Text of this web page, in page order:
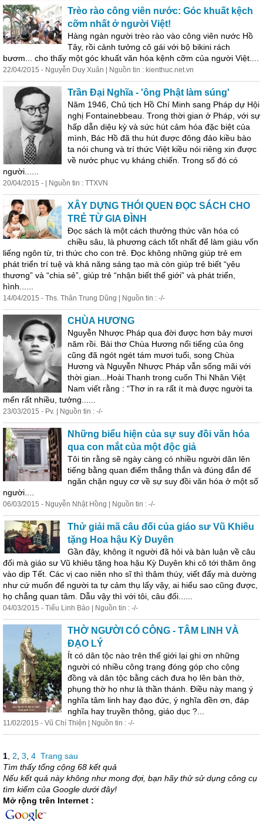
Trèo rào công viên nước: Góc khuất kệch
cỡm nhất ở người Việt!
Hàng ngàn người trèo rào vào công viên nước Hồ
Tây, rồi cảnh tưởng cô gái với bộ bikini rách
bươm... cho thấy một góc khuất văn hóa kệnh cỡm của người Việt....
22/04/2015 - Nguyễn Duy Xuân | Nguồn tin : kienthuc.net.vn
Trần Đại Nghĩa - 'ông Phật làm súng'
Năm 1946, Chủ tịch Hồ Chí Minh sang Pháp dự Hội
nghị Fontainebbeau. Trong thời gian ở Pháp, với sự
hấp dẫn diệu kỳ và sức hút cảm hóa đặc biệt của
mình, Bác Hồ đã thu hút được đông đảo kiều bào
ta nói chung và trí thức Việt kiều nói riêng xin được
về nước phục vụ kháng chiến. Trong số đó có
người......
20/04/2015 - | Nguồn tin : TTXVN
XÂY DỰNG THÓI QUEN ĐỌC SÁCH CHO
TRẺ TỪ GIA ĐÌNH
Đọc sách là một cách thưởng thức văn hóa có
chiều sâu, là phương cách tốt nhất để làm giàu vốn
liếng ngôn từ, tri thức cho con trẻ. Đọc không những giúp trẻ em
phát triển trí tuệ và khả năng sáng tạo mà còn giúp trẻ biết “yêu
thương” và “chia sẻ”, giúp trẻ “nhận biết thế giới” và phát triển,
hình......
14/04/2015 - Ths. Thân Trung Dũng | Nguồn tin : -/-
CHÙA HƯƠNG
Nguyễn Nhược Pháp qua đời được hơn bảy mươi
năm rồi. Bài thơ Chùa Hương nổi tiếng của ông
cũng đã ngót ngét tám mươi tuổi, song Chùa
Hương và Nguyễn Nhược Pháp vẫn sống mãi với
thời gian...Hoài Thanh trong cuốn Thi Nhân Việt
Nam viết rằng : “Thơ in ra rất ít mà được người ta
mến rất nhiều, tưởng......
23/03/2015 - Pv. | Nguồn tin : -/-
Những biểu hiện của sự suy đồi văn hóa
qua con mắt của một độc giả
Tôi tin rằng sẽ ngày càng có nhiều người dân lên
tiếng bằng quan điểm thẳng thắn và đúng đắn để
ngăn chặn nguy cơ về sự suy đồi văn hóa ở một số
người....
06/03/2015 - Nguyễn Nhật Hồng | Nguồn tin : -/-
Thử giải mã câu đối của giáo sư Vũ Khiêu
tặng Hoa hậu Kỳ Duyên
Gần đây, không ít người đã hỏi và bàn luận về câu
đối mà giáo sư Vũ khiêu tặng hoa hậu Kỳ Duyên khi cô tới thăm ông
vào dịp Tết. Các vị cao niên nho sĩ thì thâm thúy, viết đấy mà dường
như cứ muốn để người ta tự cảm thụ lấy vậy, ai hiểu sao cũng được,
họ chẳng quan tâm. Dẫu vậy thì với tôi, câu đối......
04/03/2015 - Tiểu Linh Bảo | Nguồn tin : -/-
THỜ NGƯỜI CÓ CÔNG - TÂM LINH VÀ
ĐẠO LÝ
Ít có dân tộc nào trên thế giới lại ghi ơn những
người có nhiều công trạng đóng góp cho cộng
đồng và dân tộc bằng cách đưa họ lên bàn thờ,
phụng thờ họ như là thần thánh. Điều này mang ý
nghĩa tâm linh hay đạo đức, ý nghĩa đền ơn, đáp
nghĩa hay truyền thông, giáo dục ?...
11/02/2015 - Vũ Chí Thiện | Nguồn tin : -/-
1 2 3 4 Trang sau
Tìm thấy tổng cộng 68 kết quả
Nếu kết quả này không như mong đợi, bạn hãy thử sử dụng công cụ
tìm kiếm của Google dưới đây!
Mở rộng trên Internet :